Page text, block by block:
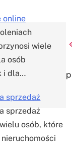
online
wiele
osób
i dla…
sprzedaż
sprzedaż
osób, które